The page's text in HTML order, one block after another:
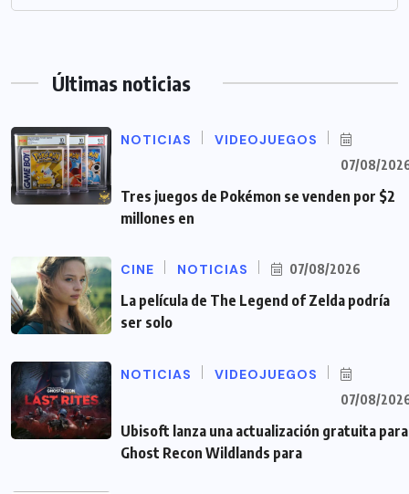
Últimas noticias
NOTICIAS VIDEOJUEGOS
07/08/
Tres juegos de Pokémon se venden por $2
millones en
CINE NOTICIAS 07/08/2026
La película de The Legend of Zelda podría
ser solo
NOTICIAS VIDEOJUEGOS
07/08/
Ubisoft lanza una actualización gratuita para
Ghost Recon Wildlands para